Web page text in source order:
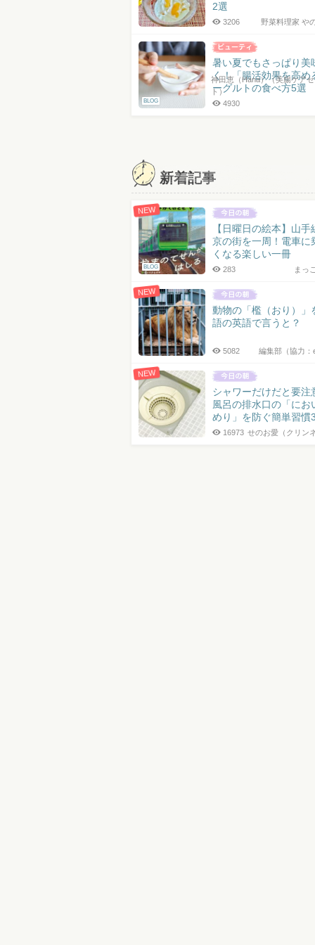
2選
野菜料理家 や
3206
BLOG
暑い夏でもさっぱり美
く！「腸活効果を高め
ーグルトの食べ方5選
神田恵（Hana）（美腸ケア
ト）
4930
ナ
ビ
ー
シ
ョ
ン
新着記事
NEW
BLOG
【日曜日の絵本】山手
京の街を一周！電車に
くなる楽しい一冊
まっ
283
NEW
動物の「檻（おり）」
語の英語で言うと？
編集部（協力：
5082
NEW
シャワーだけだと要注
風呂の排水口の「にお
めり」を防ぐ簡単習慣
せのお愛（クリン
16973